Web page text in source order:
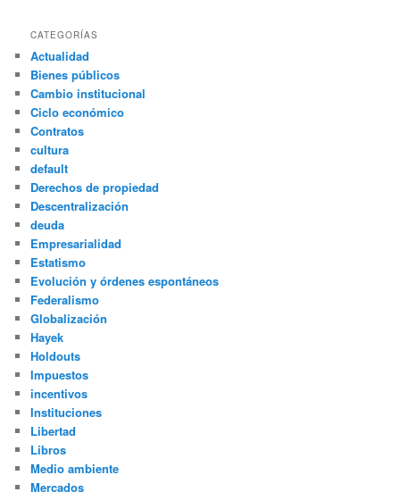
CATEGORÍAS
Actualidad
Bienes públicos
Cambio institucional
Ciclo económico
Contratos
cultura
default
Derechos de propiedad
Descentralización
deuda
Empresarialidad
Estatismo
Evolución y órdenes espontáneos
Federalismo
Globalización
Hayek
Holdouts
Impuestos
incentivos
Instituciones
Libertad
Libros
Medio ambiente
Mercados